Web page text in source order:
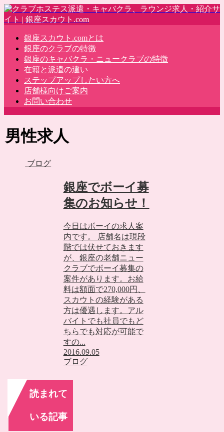
銀座スカウト.comとは
銀座のクラブの特徴
銀座のキャバクラ・ニュークラブの特徴
在籍と派遣の違い
ステップアップしたい方へ
店舗様向けご案内
お問い合わせ
男性求人
ブログ
銀座でボーイ募
集のお知らせ！
今日はボーイの求人案
内です。 店舗名は現段
階では伏せておきます
が、銀座の老舗ニュー
クラブでボーイ募集の
案件があります。お給
料は額面で270,000円、
スカウトの経験がある
方は優遇します。アル
バイトでも社員でもど
ちらでも対応が可能で
すの...
2016.09.05
ブログ
読まれて
いる記事